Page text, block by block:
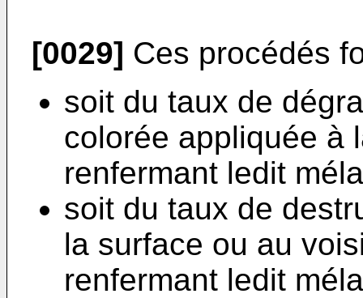
[0029] Ces procédés
soit du taux de
colorée appliquée à
renfermant ledit
soit du taux de
la surface ou au
renfermant ledit